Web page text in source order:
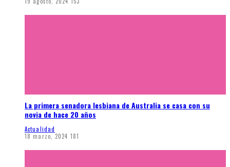
La primera senadora lesbiana de Australia se casa con su
novia de hace 20 años
Actualidad
18 marzo, 2024 181